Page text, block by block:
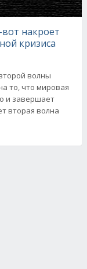
накроет
кризиса
волны
то, что мировая
и завершает
вторая волна